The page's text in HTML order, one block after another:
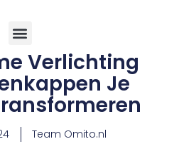
Verlichting
Je
Team Omito.nl